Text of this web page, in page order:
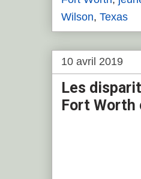
Wilson, Texas
10 avril 2019
Les
Fort Worth